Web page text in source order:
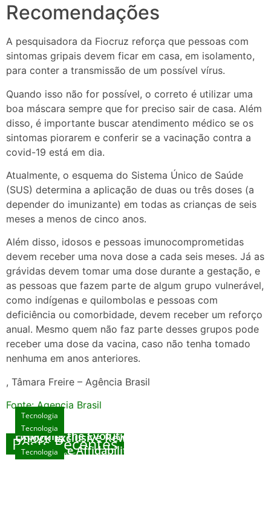
Recomendações
A pesquisadora da Fiocruz reforça que pessoas com
sintomas gripais devem ficar em casa, em isolamento,
para conter a transmissão de um possível vírus.
Quando isso não for possível, o correto é utilizar uma
boa máscara sempre que for preciso sair de casa. Além
disso, é importante buscar atendimento médico se os
sintomas piorarem e conferir se a vacinação contra a
covid-19 está em dia.
Atualmente, o esquema do Sistema Único de Saúde
(SUS) determina a aplicação de duas ou três doses (a
depender do imunizante) em todas as crianças de seis
meses a menos de cinco anos.
Além disso, idosos e pessoas imunocomprometidas
devem receber uma nova dose a cada seis meses. Já as
grávidas devem tomar uma dose durante a gestação, e
as pessoas que fazem parte de algum grupo vulnerável,
como indígenas e quilombolas e pessoas com
deficiência ou comorbidade, devem receber um reforço
anual. Mesmo quem não faz parte desses grupos pode
receber uma dose da vacina, caso não tenha tomado
nenhuma em anos anteriores.
, Tâmara Freire – Agência Brasil
Fonte: Agencia Brasil
Posts Recentes
Tecnologia
Exploring the Evolution of Online Slot Games
agosto 7, 2026
Tecnologia
Unlock Exclusive Rewards at The Big Dog
House
Tecnologia
Sicurezza e Affidabilità di Mr Nulls Wicked
Wares
Tecnologia